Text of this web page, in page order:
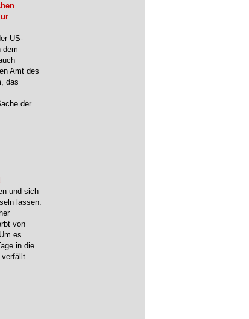
US-
dem
Amt des
das
der
und sich
lassen.
von
es
in die
verfällt